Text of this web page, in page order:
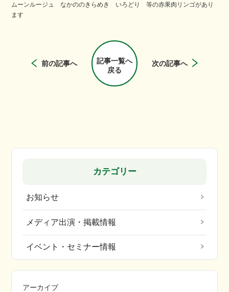
ムーンルージュ なかののきらめき いろどり 等の赤果肉リンゴがあり
ます
前の記事へ
記事一覧へ
戻る
次の記事へ
カテゴリー
お知らせ
メディア出演・掲載情報
イベント・セミナー情報
アーカイブ